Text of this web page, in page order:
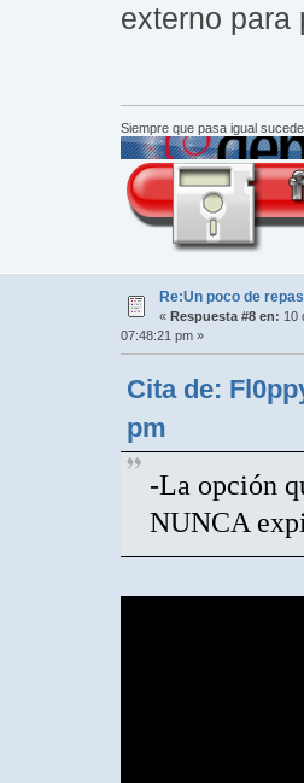
externo para
Siempre que pasa igual
Re:Un poco de
« Respuesta #8 en: 10
07:48:21 pm »
Cita de:
pm
-La opción
NUNCA